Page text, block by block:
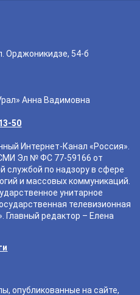
Орджоникидзе, 54-б
Анна Вадимовна
50
Интернет-Канал «Россия».
Эл № ФС 77-59166 от
службой по надзору в сфере
и массовых коммуникаций.
унитарное
телевизионная
Главный редактор – Елена
опубликованные на сайте,